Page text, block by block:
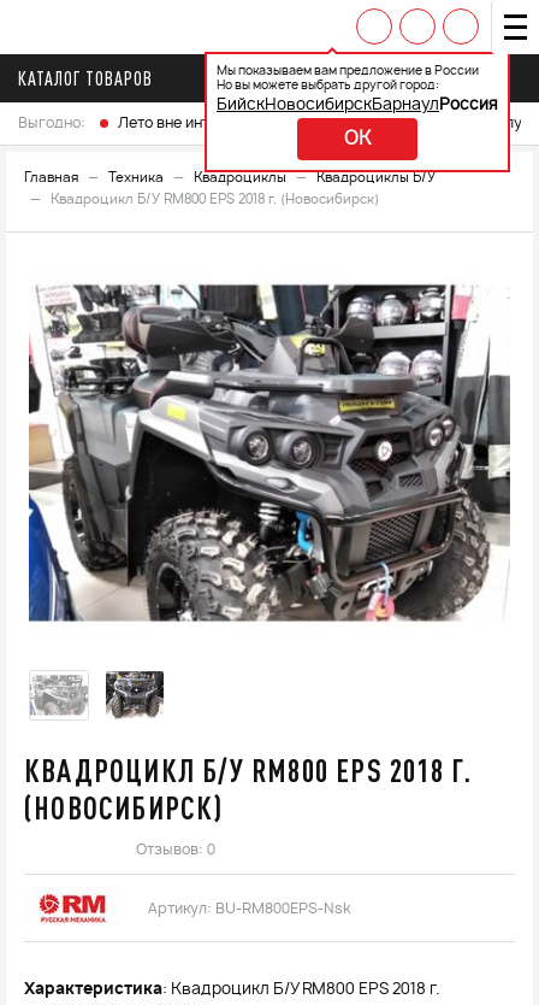
Мы показываем вам предложение в России
Но вы можете выбрать другой город:
БийскНовосибирскБарнаул Россия
OK
КАТАЛОГ ТОВАРОВ
Выгодно: Лето вне интренета Выберите свой мотоцикл и
Главная Техника Квадроциклы
Квадроциклы Б/У
Квадроцикл Б/У RM800 EPS 2018 г. (Новосибирск)
КВАДРОЦИКЛ Б/У RM800 EPS 2018 Г.
(НОВОСИБИРСК)
Отзывов: 0
Артикул: BU-RM800EPS-Nsk
Характеристика: Квадроцикл Б/У RM800 EPS 2018 г.